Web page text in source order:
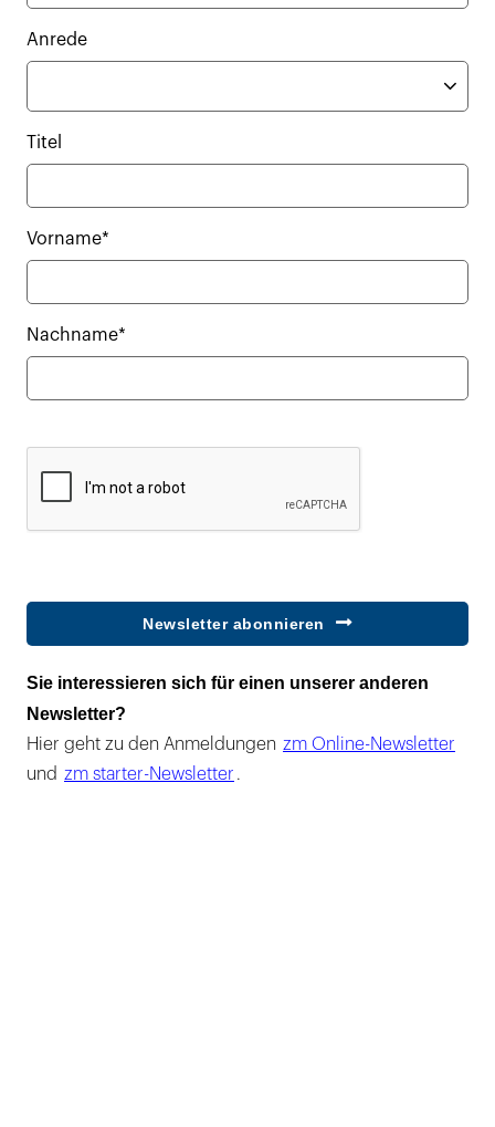
Anrede
Titel
Vorname*
Nachname*
Newsletter abonnieren
Sie interessieren sich für einen unserer anderen
Newsletter?
Hier geht zu den Anmeldungen zm Online-Newsletter
und zm starter-Newsletter .